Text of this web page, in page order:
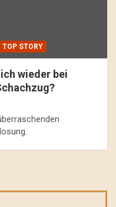
TOP STORY
wieder bei